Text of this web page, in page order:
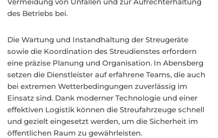
des Betriebs bei.
Die Wartung und Instandhaltung der Streugeräte
sowie die Koordination des Streudienstes erfordern
eine präzise Planung und Organisation. In Abensberg
setzen die Dienstleister auf erfahrene Teams, die auch
bei extremen Wetterbedingungen zuverlässig im
Einsatz sind. Dank moderner Technologie und einer
effektiven Logistik können die Streufahrzeuge schnell
und gezielt eingesetzt werden, um die Sicherheit im
öffentlichen Raum zu gewährleisten.